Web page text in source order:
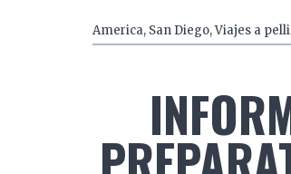
America, San Diego,Viajes a